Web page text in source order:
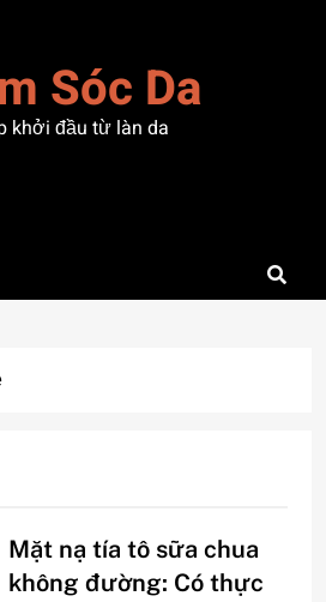
Sóc Da
khởi đầu từ làn da
Mặt nạ tía tô sữa chua
không đường: Có thực